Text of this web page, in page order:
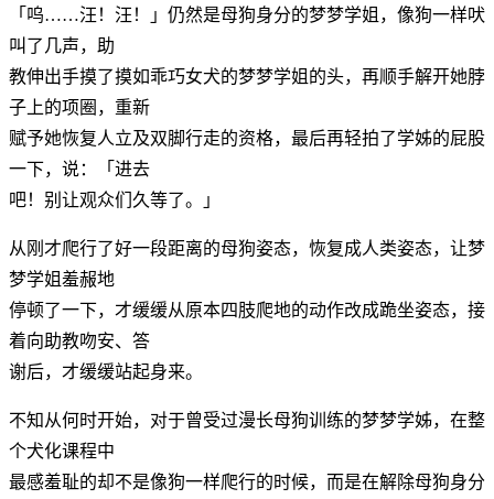
「呜……汪！汪！」仍然是母狗身分的梦梦学姐，像狗一样吠
叫了几声，助
教伸出手摸了摸如乖巧女犬的梦梦学姐的头，再顺手解开她脖
子上的项圈，重新
赋予她恢复人立及双脚行走的资格，最后再轻拍了学姊的屁股
一下，说：「进去
吧！别让观众们久等了。」
从刚才爬行了好一段距离的母狗姿态，恢复成人类姿态，让梦
梦学姐羞赧地
停顿了一下，才缓缓从原本四肢爬地的动作改成跪坐姿态，接
着向助教吻安、答
谢后，才缓缓站起身来。
不知从何时开始，对于曾受过漫长母狗训练的梦梦学姊，在整
个犬化课程中
最感羞耻的却不是像狗一样爬行的时候，而是在解除母狗身分